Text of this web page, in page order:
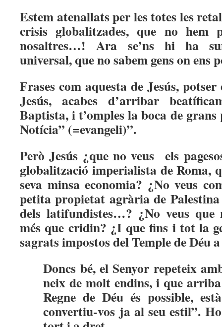
Estem atenallats per les totes les
crisis globalitzades, que no hem
nosaltres…! Ara se’ns hi ha
universal, que no sabem gens on ens
Frases com aquesta de Jesús,
Jesús, acabes d’arribar
Baptista, i t’omples la boca de
Notícia” (=evangeli)”.
Però Jesús ¿que no veus els
globalització imperialista de Roma,
seva minsa economia? ¿No veus
petita propietat agrària de
dels latifundistes…? ¿No veus que
més que cridin? ¿I que fins i tot la
sagrats impostos del Temple de Déu
Doncs bé, el Senyor repeteix
neix de molt endins, i que
Regne de Déu és possible,
convertiu-vos ja al seu estil”.